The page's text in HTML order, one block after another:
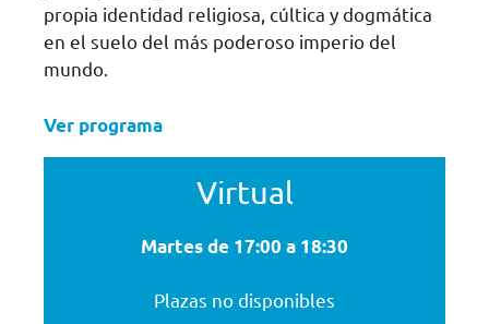
propia identidad religiosa, cúltica y dogmática
en el suelo del más poderoso imperio del
mundo.
Ver programa
Virtual
Martes de 17:00 a 18:30
Plazas no disponibles